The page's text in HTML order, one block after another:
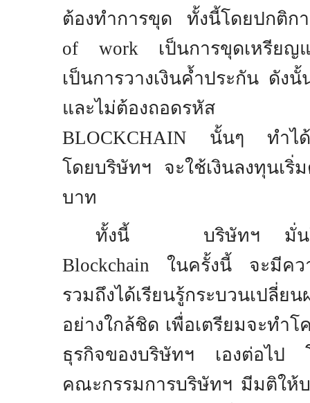
ต้องทําการขุด ทั้งนี้โดยปกติ
of work เป็นการขุดเหรี
เป็นการวางเงินค้ำประกัน ดัง
และไม่ต้องถอดรหัส ส่ง
BLOCKCHAIN นั้นๆ ทําได้
โดยบริษัทฯ จะใช้เงินลงทุนเ
บาท
ทั้งนี้ บริษัทฯ มั่นใจว่
Blockchain ในครั้งนี้ จะมีคว
รวมถึงได้เรียนรู้กระบวนเปลี่ย
อย่างใกล้ชิด เพื่อเตรียมจะทําโ
ธุรกิจของบริษัทฯ เองต่อไป
คณะกรรมการบริษัทฯ มีมติให้